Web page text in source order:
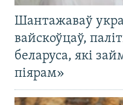
Шантажаваў
вайскоўцаў,
беларуса, які
піярам»